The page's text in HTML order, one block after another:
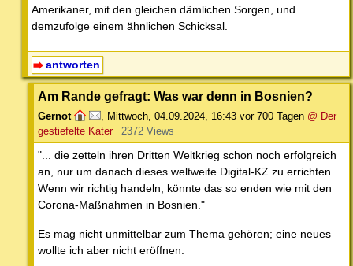
Amerikaner, mit den gleichen dämlichen Sorgen, und
demzufolge einem ähnlichen Schicksal.
antworten
Am Rande gefragt: Was war denn in Bosnien?
Gernot Mittwoch, 04.09.2024, 16:43 vor 700 Tagen @ Der
gestiefelte Kater
2372 Views
"... die zetteln ihren Dritten Weltkrieg schon noch erfolgreich
an, nur um danach dieses weltweite Digital-KZ zu errichten.
Wenn wir richtig handeln, könnte das so enden wie mit den
Corona-Maßnahmen in Bosnien."
Es mag nicht unmittelbar zum Thema gehören; eine neues
wollte ich aber nicht eröffnen.